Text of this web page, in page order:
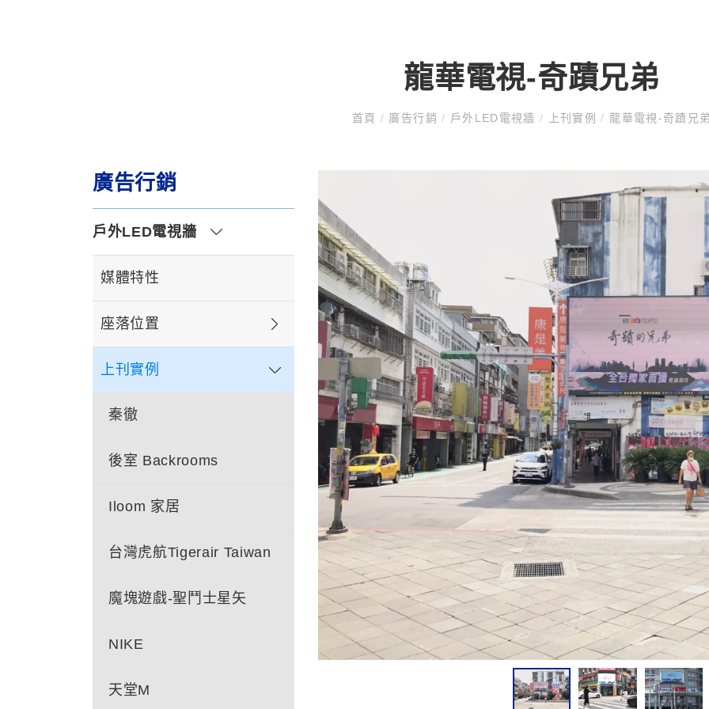
龍華電視-奇蹟兄弟
首頁 / 廣告行銷/ 戶外LED電視牆/ 上刊實例/ 龍華電視-奇蹟兄
廣告行銷
戶外LED電視牆
媒體特性
座落位置
上刊實例
秦徹
後室 Backrooms
Iloom 家居
台灣虎航Tigerair Taiwan
魔塊遊戲-聖鬥士星矢
NIKE
天堂M